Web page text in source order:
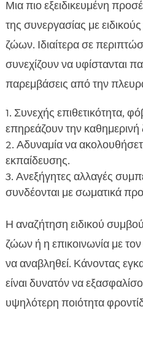
Μια πιο εξειδικευμένη
της συνεργασίας με
ζώων. Ιδιαίτερα σε
συνεχίζουν να υφίστανται
παρεμβάσεις από την
Συνεχής επιθετικότητα,
επηρεάζουν την
Αδυναμία να
εκπαίδευσης.
Ανεξήγητες αλλαγές
συνδέονται με σωματικά
Η αναζήτηση ειδικού
ζώων ή η επικοινωνία με
να αναβληθεί. Κάνοντας
είναι δυνατόν να
υψηλότερη ποιότητα